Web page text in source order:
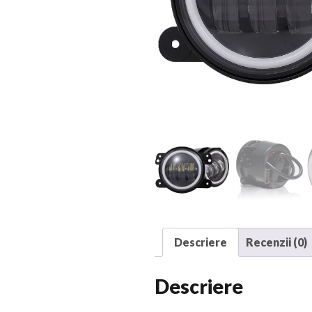
Descriere Recenzii (0)
Descriere